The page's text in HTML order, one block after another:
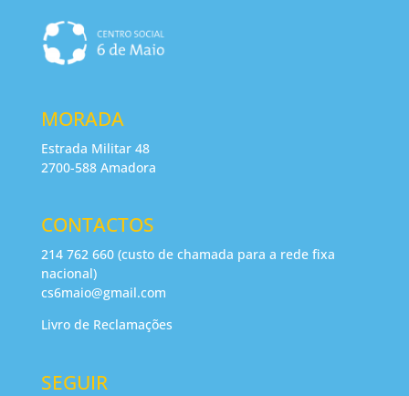
MORADA
Estrada Militar 48
2700-588 Amadora
CONTACTOS
214 762 660 (custo de chamada para a rede fixa
nacional)
cs6maio@gmail.com
Livro de Reclamações
SEGUIR